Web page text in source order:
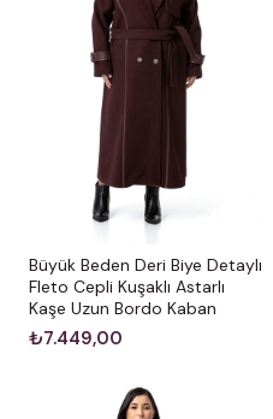
Büyük Beden Deri Biye Detaylı
Fleto Cepli Kuşaklı Astarlı
Kaşe Uzun Bordo Kaban
₺7.449,00